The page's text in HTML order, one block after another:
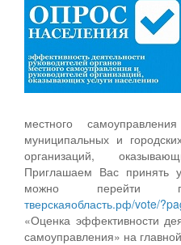
местного
муниципальных и
организаций,
Приглашаем Вас принять
можно
тверскаяобласть.рф/vote/
«Оценка эффективности
самоуправления» на